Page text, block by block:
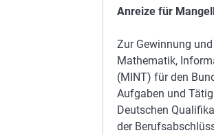
Anreize für
Zur Gewinnung
Mathematik,
(MINT) für den
Aufgaben und
Deutschen
der